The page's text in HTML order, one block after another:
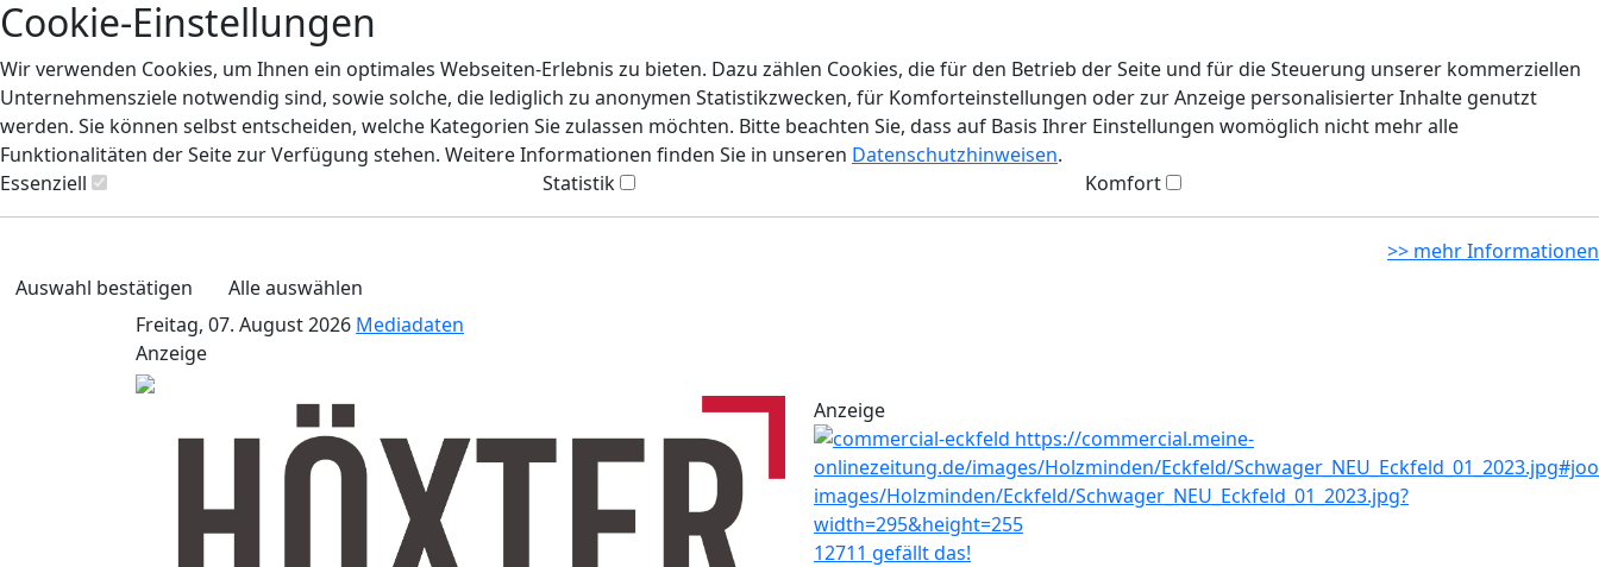
Cookie-Einstellungen
Wir verwenden Cookies, um Ihnen ein optimales Webseiten-Erlebnis zu bieten. Dazu zählen Cookies, die für den Betrieb der Seite und für die Steuerung unserer kommerziellen
Unternehmensziele notwendig sind, sowie solche, die lediglich zu anonymen Statistikzwecken, für Komforteinstellungen oder zur Anzeige personalisierter Inhalte genutzt
werden. Sie können selbst entscheiden, welche Kategorien Sie zulassen möchten. Bitte beachten Sie, dass auf Basis Ihrer Einstellungen womöglich nicht mehr alle
Funktionalitäten der Seite zur Verfügung stehen. Weitere Informationen finden Sie in unseren Datenschutzhinweisen.
Essenziell
Statistik Komfort
>> mehr Informationen
Auswahl bestätigen
Alle auswählen
Freitag, 07. August 2026 Mediadaten
Anzeige
Anzeige
12711 gefällt das!